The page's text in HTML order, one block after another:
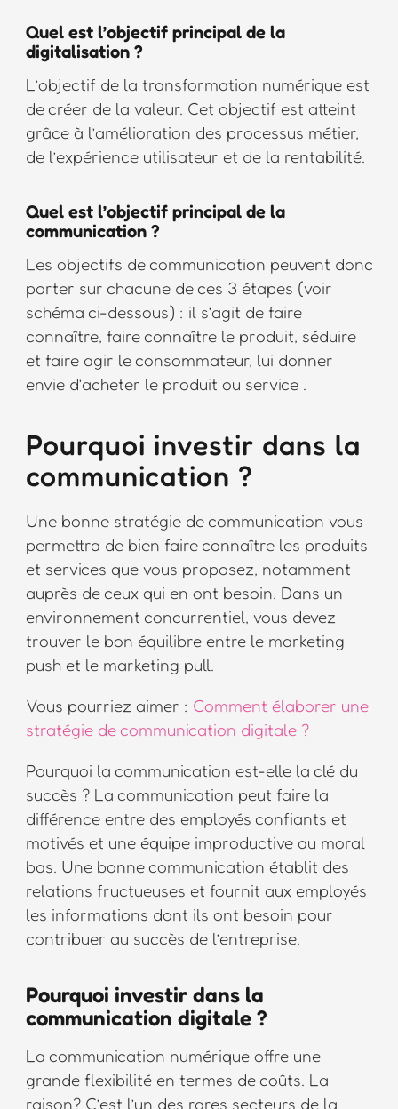
Quel est l’objectif principal de la
digitalisation ?
L’objectif de la transformation numérique est
de créer de la valeur. Cet objectif est atteint
grâce à l’amélioration des processus métier,
de l’expérience utilisateur et de la rentabilité.
Quel est l’objectif principal de la
communication ?
Les objectifs de communication peuvent donc
porter sur chacune de ces 3 étapes (voir
schéma ci-dessous) : il s’agit de faire
connaître, faire connaître le produit, séduire
et faire agir le consommateur, lui donner
envie d’acheter le produit ou service .
Pourquoi investir dans la
communication ?
Une bonne stratégie de communication vous
permettra de bien faire connaître les produits
et services que vous proposez, notamment
auprès de ceux qui en ont besoin. Dans un
environnement concurrentiel, vous devez
trouver le bon équilibre entre le marketing
push et le marketing pull.
Vous pourriez aimer : Comment élaborer une
stratégie de communication digitale ?
Pourquoi la communication est-elle la clé du
succès ? La communication peut faire la
différence entre des employés confiants et
motivés et une équipe improductive au moral
bas. Une bonne communication établit des
relations fructueuses et fournit aux employés
les informations dont ils ont besoin pour
contribuer au succès de l’entreprise.
Pourquoi investir dans la
communication digitale ?
La communication numérique offre une
grande flexibilité en termes de coûts. La
raison? C’est l’un des rares secteurs de la